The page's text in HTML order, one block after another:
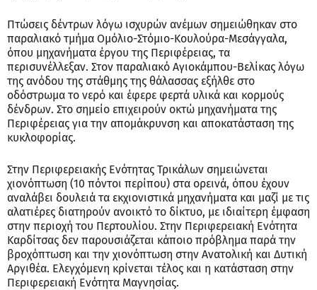
Πτώσεις δέντρων λόγω ισχυρών ανέμων σημειώθηκαν στο
παραλιακό τμήμα Ομόλιο-Στόμιο-Κουλούρα-Μεσάγγαλα,
όπου μηχανήματα έργου της Περιφέρειας, τα
περισυνέλλεξαν. Στον παραλιακό Αγιοκάμπου-Βελίκας λόγω
της ανόδου της στάθμης της θάλασσας εξήλθε στο
οδόστρωμα το νερό και έφερε φερτά υλικά και κορμούς
δένδρων. Στο σημείο επιχειρούν οκτώ μηχανήματα της
Περιφέρειας για την απομάκρυνση και αποκατάσταση της
κυκλοφορίας.
Στην Περιφερειακής Ενότητας Τρικάλων σημειώνεται
χιονόπτωση (10 πόντοι περίπου) στα ορεινά, όπου έχουν
αναλάβει δουλειά τα εκχιονιστικά μηχανήματα και μαζί με τις
αλατιέρες διατηρούν ανοικτό το δίκτυο, με ιδιαίτερη έμφαση
στην περιοχή του Περτουλίου. Στην Περιφερειακή Ενότητα
Καρδίτσας δεν παρουσιάζεται κάποιο πρόβλημα παρά την
βροχόπτωση και την χιονόπτωση στην Ανατολική και Δυτική
Αργιθέα. Ελεγχόμενη κρίνεται τέλος και η κατάσταση στην
Περιφερειακή Ενότητα Μαγνησίας.